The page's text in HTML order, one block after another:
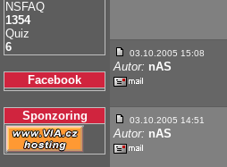
NSFAQ
1354
Quiz
6
Facebook
Sponzoring
03.10.2005 15:08
Autor: nAS
03.10.2005 14:51
Autor: nAS